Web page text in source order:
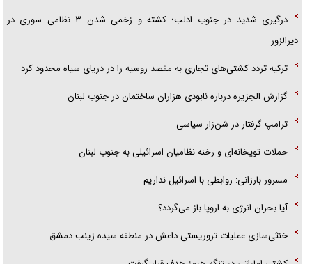
درگیری شدید در جنوب ادلب؛ کشته و زخمی شدن ۳ نظامی سوری در
دیرالزور
ترکیه تردد کشتی‌های تجاری به مقصد روسیه را در دریای سیاه محدود کرد
گزارش الجزیره درباره نابودی هزاران ساختمان در جنوب لبنان
ترامپ گرفتار در شن‌زار سیاسی
حملات توپخانه‌ای و رخنه نظامیان اسرائیلی به جنوب لبنان
مسرور بارزانی: روابطی با اسرائیل نداریم
آیا بحران انرژی به اروپا باز می‌گردد؟
خنثی‌سازی عملیات تروریستی داعش در منطقه سیده زینب دمشق